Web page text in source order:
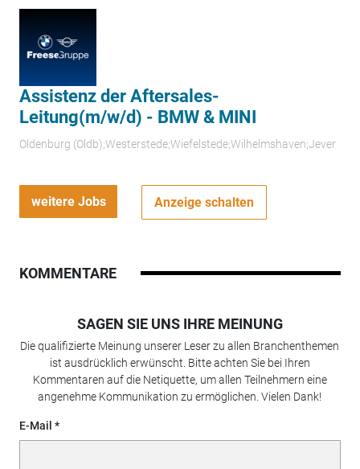
Assistenz der Aftersales-
Leitung(m/w/d) - BMW & MINI
Oldenburg (Oldb);Westerstede;Wiefelstede;Wilhelmshaven;Jever
weitere Jobs Anzeige schalten
KOMMENTARE
SAGEN SIE UNS IHRE MEINUNG
Die qualifizierte Meinung unserer Leser zu allen Branchenthemen
ist ausdrücklich erwünscht. Bitte achten Sie bei Ihren
Kommentaren auf die Netiquette, um allen Teilnehmern eine
angenehme Kommunikation zu ermöglichen. Vielen Dank!
E-Mail